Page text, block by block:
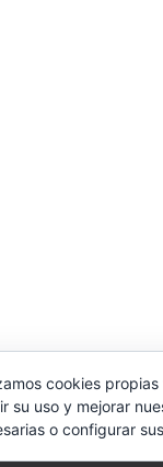
cookies
su uso y mejorar
o configurar